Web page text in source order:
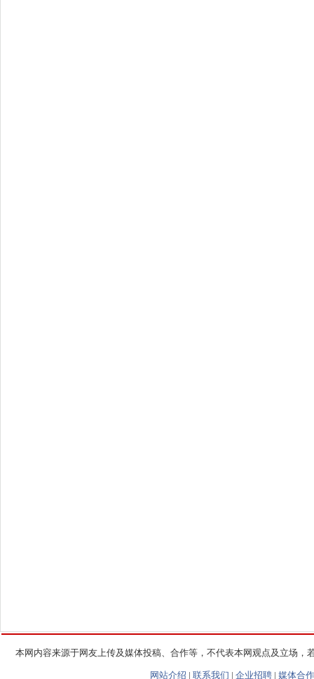
本网内容来源于网友上传及媒体投稿、合作等，不代表本网观点及立场
网站介绍 | 联系我们 | 企业招聘 | 媒体合作